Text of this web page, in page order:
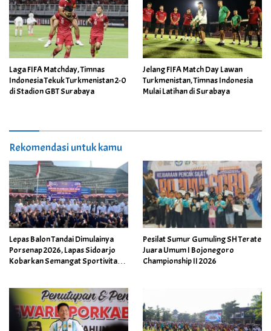
Laga FIFA Matchday, Timnas
Indonesia Tekuk Turkmenistan 2-0
di Stadion GBT Surabaya
Jelang FIFA Match Day Lawan
Turkmenistan, Timnas Indonesia
Mulai Latihan di Surabaya
Rekomendasi untuk kamu
Lepas Balon Tandai Dimulainya
Porsenap 2026, Lapas Sidoarjo
Kobarkan Semangat Sportivitas
Pesilat Sumur Gumuling SH Terate
Juara Umum I Bojonegoro
Championship II 2026